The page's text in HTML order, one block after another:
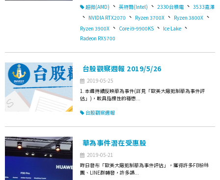
超微(AMD) 、 英特爾(Intel) 、 2330台積電 、 3533嘉澤
、 NVIDIA RTX2070 、 Ryzen 3700X 、 Ryzen 3800X 、
Ryzen 3900X 、 Core i9-9900KS 、 Ice Lake 、
Radeon RX5700
台股觀察週報 2019/5/26
2019-05-25
1. 本週持續反映華為事件(詳見「歐美大廠抵制華為事件評
估」)，較具指標性的穩懋...
台股觀察週報
華為事件潛在受惠股
2019-05-21
昨日發布「歐美大廠抵制華為事件評估」，獲得許多FB粉絲
團、LINE群轉發，許多讀...